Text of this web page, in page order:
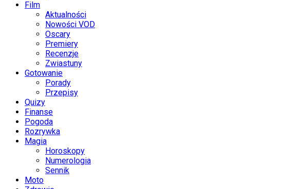
Film
Aktualności
Nowości VOD
Oscary
Premiery
Recenzje
Zwiastuny
Gotowanie
Porady
Przepisy
Quizy
Finanse
Pogoda
Rozrywka
Magia
Horoskopy
Numerologia
Sennik
Moto